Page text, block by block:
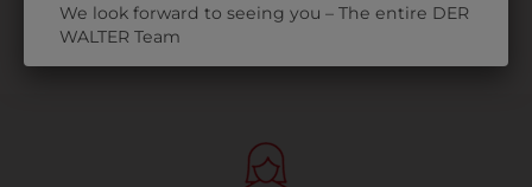
We look forward to seeing you – The entire DER
WALTER Team